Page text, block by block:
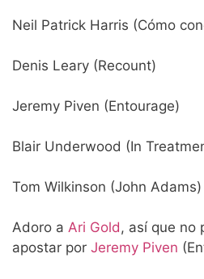
Neil Patrick Harris (Cómo
Denis Leary (Recount)
Jeremy Piven (Entourage)
Blair Underwood (In
Tom Wilkinson (John Adams)
Adoro a Ari Gold, así que no
apostar por Jeremy Piven